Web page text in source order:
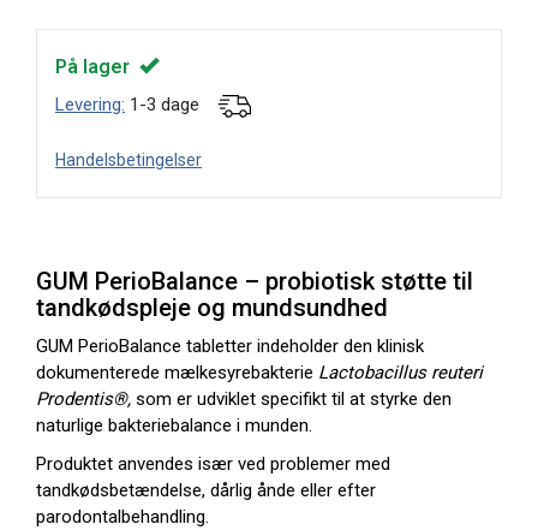
På lager
Levering: 1-3 dage
Handelsbetingelser
GUM PerioBalance – probiotisk støtte til
tandkødspleje og mundsundhed
GUM PerioBalance tabletter indeholder den klinisk
dokumenterede mælkesyrebakterie Lactobacillus reuteri
Prodentis®, som er udviklet specifikt til at styrke den
naturlige bakteriebalance i munden.
Produktet anvendes især ved problemer med
tandkødsbetændelse, dårlig ånde eller efter
parodontalbehandling.